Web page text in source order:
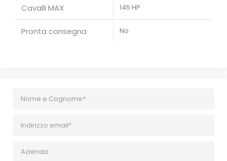
Cavalli MAX 145 HP
Pronta consegna No